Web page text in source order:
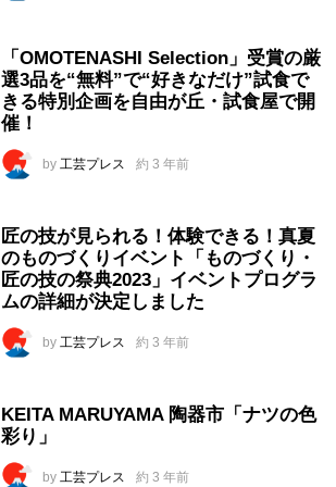
「OMOTENASHI Selection」受賞の厳
選3品を“無料”で“好きなだけ”試食で
きる特別企画を自由が丘・試食屋で開
催！
by 工芸プレス 約 3 年前
匠の技が見られる！体験できる！真夏
のものづくりイベント「ものづくり・
匠の技の祭典2023」イベントプログラ
ムの詳細が決定しました
by 工芸プレス 約 3 年前
KEITA MARUYAMA 陶器市「ナツの色
彩り」
by 工芸プレス 約 3 年前